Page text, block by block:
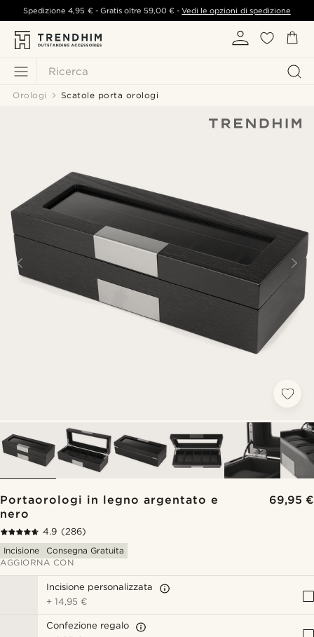
Ricerca
Spedizione4,95 €- Gratis oltre 59,00 € -Vedi le opzioni di spedizione
Orologi Scatole porta orologi
Portaorologi in legno argentato e
nero
69,95 €
4.9 (286)
Incisione
Consegna Gratuita
AGGIORNA CON
Incisione personalizzata
+14,95 €
Confezione regalo